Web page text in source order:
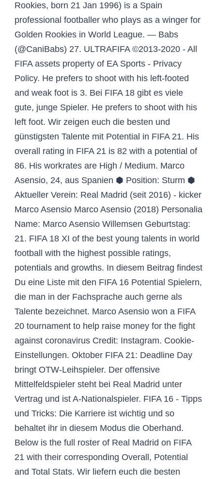
Rookies, born 21 Jan 1996) is a Spain
professional footballer who plays as a winger for
Golden Rookies in World League. — Babs
(@CaniBabs) 27. ULTRAFIFA ©2013-2020 - All
FIFA assets property of EA Sports - Privacy
Policy. He prefers to shoot with his left-footed
and weak foot is 3. Bei FIFA 18 gibt es viele
gute, junge Spieler. He prefers to shoot with his
left foot. Wir zeigen euch die besten und
günstigsten Talente mit Potential in FIFA 21. His
overall rating in FIFA 21 is 82 with a potential of
86. His workrates are High / Medium. Marco
Asensio, 24, aus Spanien ⬢ Position: Sturm ⬢
Aktueller Verein: Real Madrid (seit 2016) - kicker
Marco Asensio Marco Asensio (2018) Personalia
Name: Marco Asensio Willemsen Geburtstag:
21. FIFA 18 XI of the best young talents in world
football with the highest possible ratings,
potentials and growths. In diesem Beitrag findest
Du eine Liste mit den FIFA 16 Potential Spielern,
die man in der Fachsprache auch gerne als
Talente bezeichnet. Marco Asensio won a FIFA
20 tournament to help raise money for the fight
against coronavirus Credit: Instagram. Cookie-
Einstellungen. Oktober FIFA 21: Deadline Day
bringt OTW-Leihspieler. Der offensive
Mittelfeldspieler steht bei Real Madrid unter
Vertrag und ist A-Nationalspieler. FIFA 16 - Tipps
und Tricks: Die Karriere ist wichtig und so
behaltet ihr in diesem Modus die Oberhand.
Below is the full roster of Real Madrid on FIFA
21 with their corresponding Overall, Potential
and Total Stats. Wir liefern euch die besten